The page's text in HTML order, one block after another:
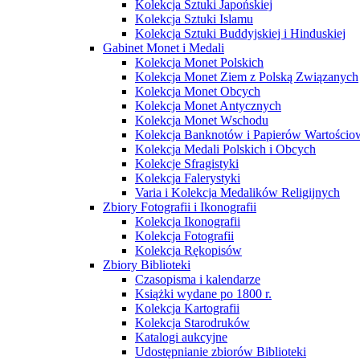
Kolekcja Sztuki Japońskiej
Kolekcja Sztuki Islamu
Kolekcja Sztuki Buddyjskiej i Hinduskiej
Gabinet Monet i Medali
Kolekcja Monet Polskich
Kolekcja Monet Ziem z Polską Związanych
Kolekcja Monet Obcych
Kolekcja Monet Antycznych
Kolekcja Monet Wschodu
Kolekcja Banknotów i Papierów
Kolekcja Medali Polskich i Obcych
Kolekcje Sfragistyki
Kolekcja Falerystyki
Varia i Kolekcja Medalików Religijnych
Zbiory Fotografii i Ikonografii
Kolekcja Ikonografii
Kolekcja Fotografii
Kolekcja Rękopisów
Zbiory Biblioteki
Czasopisma i kalendarze
Książki wydane po 1800 r.
Kolekcja Kartografii
Kolekcja Starodruków
Katalogi aukcyjne
Udostępnianie zbiorów Biblioteki